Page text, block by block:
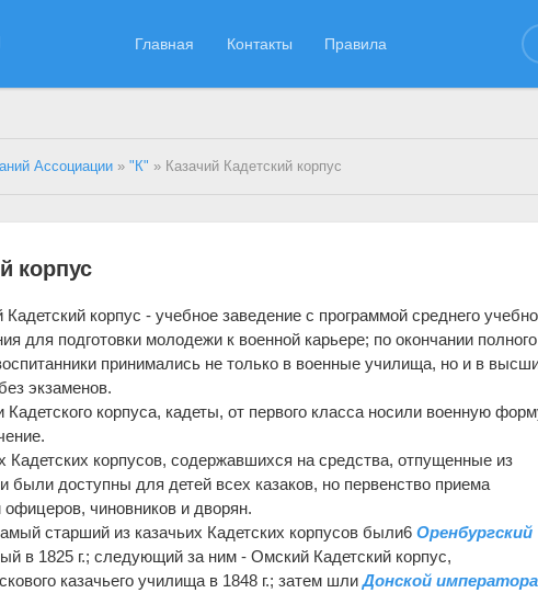
Главная Контакты Правила
Ассоциации »"К" » Казачий Кадетский корпус
корпус
Кадетский корпус - учебное заведение с программой среднего
для подготовки молодежи к военной карьере; по окончании полного
принимались не только в военные училища, но и в
экзаменов.
Кадетского корпуса, кадеты, от первого класса носили военную
Кадетских корпусов, содержавшихся на средства, отпущенные из
были доступны для детей всех казаков, но первенство приема
чиновников и дворян.
старший из казачьих Кадетских корпусов были6Оренбургский
в 1825 г.; следующий за ним - Омский Кадетский корпус,
казачьего училища в 1848 г.; затем шлиДонской императора